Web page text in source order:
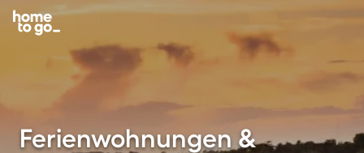
Ferienwohnungen &